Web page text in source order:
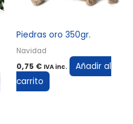
Piedras oro 350gr.
Navidad
0,75 € IVA inc.
Añadir al
carrito